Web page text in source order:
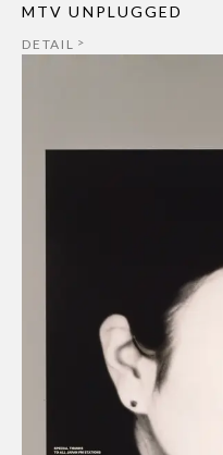
MTV UNPLUGGED
DETAIL